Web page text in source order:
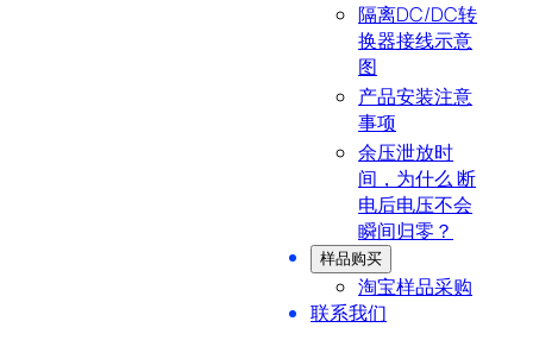
隔离DC/DC转
换器接线示意
图
产品安装注意
事项
余压泄放时
间，为什么 断
电后电压不会
瞬间归零？
样品购买
淘宝样品采购
联系我们